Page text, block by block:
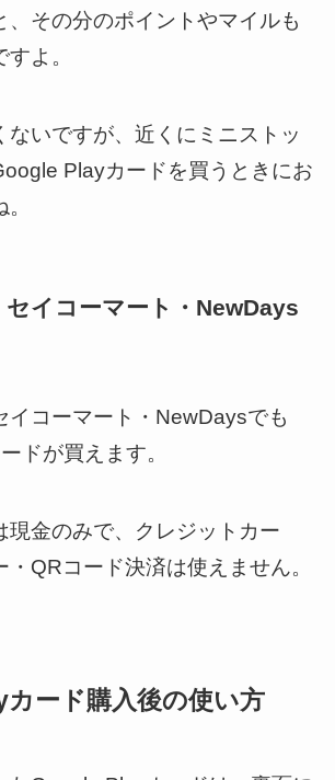
、その分のポイントやマイルも
よ。
ないですが、近くにミニストッ
Playカードを買うときにお
セイコーマート・NewDays
イコーマート・NewDaysでも
ドが買えます。
現金のみで、クレジットカー
・QRコード決済は使えません。
ード購入後の使い方